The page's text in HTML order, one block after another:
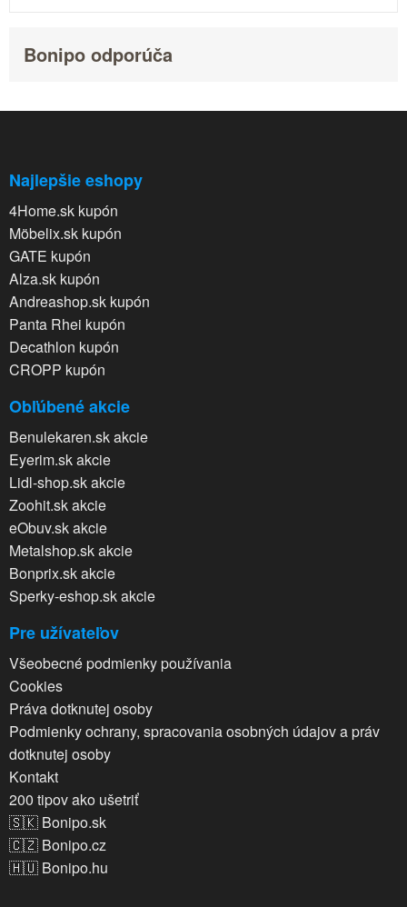
Bonipo odporúča
Najlepšie eshopy
4Home.sk kupón
Möbelix.sk kupón
GATE kupón
Alza.sk kupón
Andreashop.sk kupón
Panta Rhei kupón
Decathlon kupón
CROPP kupón
Obľúbené akcie
Benulekaren.sk akcie
Eyerim.sk akcie
Lidl-shop.sk akcie
Zoohit.sk akcie
eObuv.sk akcie
Metalshop.sk akcie
Bonprix.sk akcie
Sperky-eshop.sk akcie
Pre užívateľov
Všeobecné podmienky používania
Cookies
Práva dotknutej osoby
Podmienky ochrany, spracovania osobných údajov a práv
dotknutej osoby
Kontakt
200 tipov ako ušetriť
🇸🇰 Bonipo.sk
🇨🇿 Bonipo.cz
🇭🇺 Bonipo.hu